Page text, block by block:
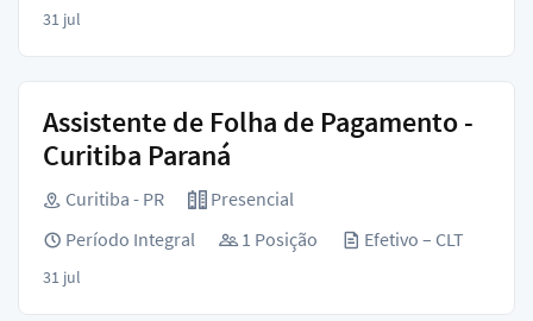
31 jul
Assistente de Folha de Pagamento -
Curitiba Paraná
Curitiba - PR
Presencial
Período Integral
1 Posição Efetivo – CLT
31 jul